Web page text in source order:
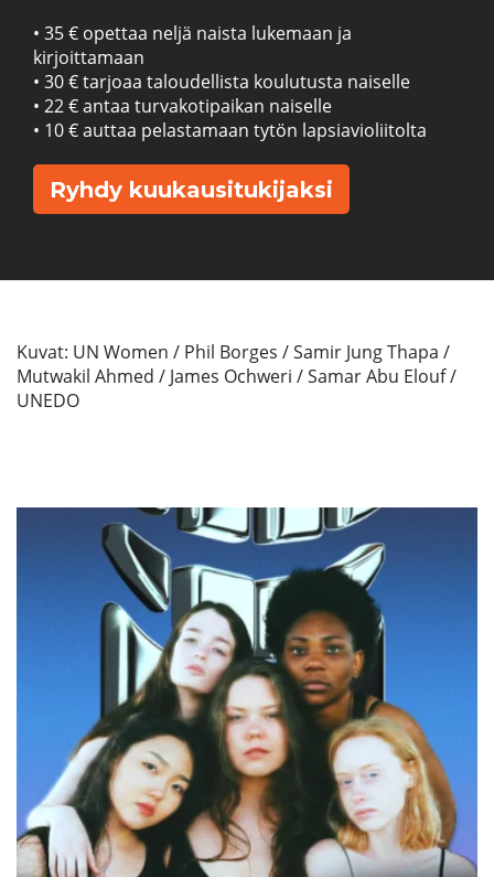
• 35 € opettaa neljä naista lukemaan ja
kirjoittamaan
• 30 € tarjoaa taloudellista koulutusta naiselle
• 22 € antaa turvakotipaikan naiselle
• 10 € auttaa pelastamaan tytön lapsiavioliitolta
Ryhdy kuukausitukijaksi
Kuvat: UN Women / Phil Borges / Samir Jung Thapa /
Mutwakil Ahmed / James Ochweri / Samar Abu Elouf /
UNEDO